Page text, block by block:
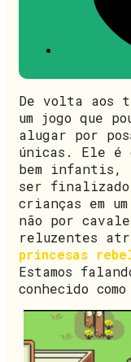
De volta aos
um jogo que
alugar por
únicas. Ele
bem infantis,
ser finalizado
crianças em
não por
reluzentes
princesas
Estamos
conhecido como